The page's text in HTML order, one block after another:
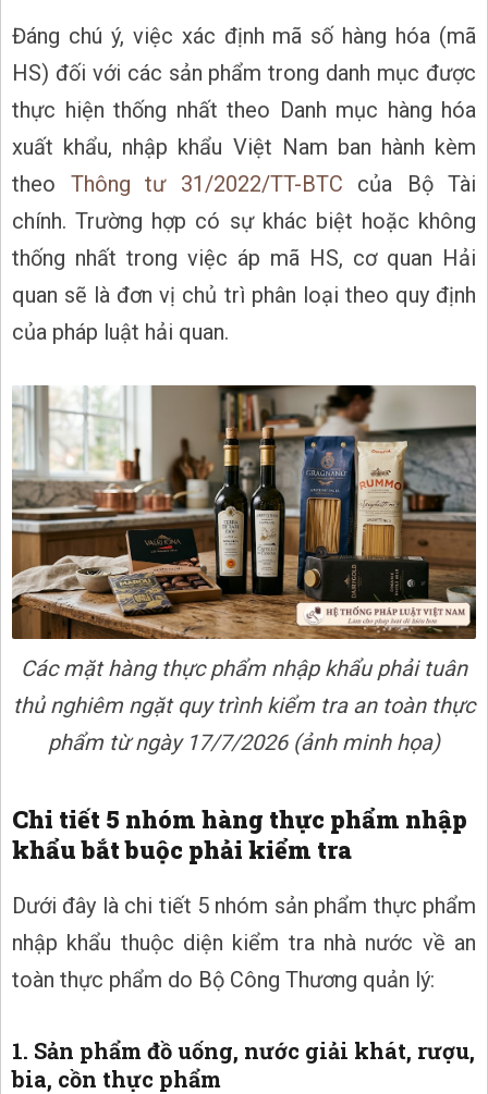
Đáng chú ý, việc xác định mã số hàng hóa (mã
HS) đối với các sản phẩm trong danh mục được
thực hiện thống nhất theo Danh mục hàng hóa
xuất khẩu, nhập khẩu Việt Nam ban hành kèm
theo Thông tư 31/2022/TT-BTC của Bộ Tài
chính. Trường hợp có sự khác biệt hoặc không
thống nhất trong việc áp mã HS, cơ quan Hải
quan sẽ là đơn vị chủ trì phân loại theo quy định
của pháp luật hải quan.
Các mặt hàng thực phẩm nhập khẩu phải tuân
thủ nghiêm ngặt quy trình kiểm tra an toàn thực
phẩm từ ngày 17/7/2026 (ảnh minh họa)
Chi tiết 5 nhóm hàng thực phẩm nhập
khẩu bắt buộc phải kiểm tra
Dưới đây là chi tiết 5 nhóm sản phẩm thực phẩm
nhập khẩu thuộc diện kiểm tra nhà nước về an
toàn thực phẩm do Bộ Công Thương quản lý:
1. Sản phẩm đồ uống, nước giải khát, rượu,
bia, cồn thực phẩm